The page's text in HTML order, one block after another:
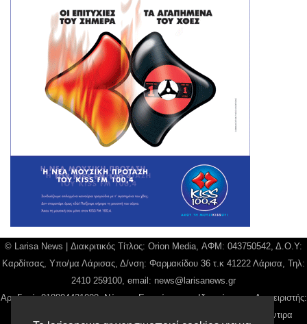
© Larisa News | Διακριτικός Τίτλος: Orion Media, ΑΦΜ: 043750542, Δ.Ο.Υ:
Καρδίτσας, Υπο/μα Λάρισας, Δ/νση: Φαρμακίδου 36 τ.κ 41222 Λάρισα, Τηλ:
2410 259100, email: news@larisanews.gr
Αρ. Γεμή: 018804431000, Νόμιμος Εκπρόσωπος, Ιδιοκτήτης και Διαχειριστής:
Παναγιώτης Φιλίππου, Διευθύντρια: Γιαννουσά Βασιλική, Διευθύντιρα